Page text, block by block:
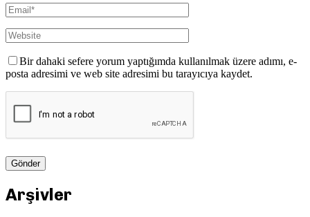
Bir dahaki sefere yorum yaptığımda kullanılmak üzere adımı, e-
posta adresimi ve web site adresimi bu tarayıcıya kaydet.
Arşivler